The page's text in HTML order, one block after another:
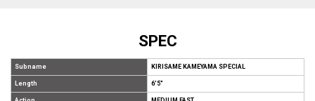
SPEC
Subname KIRISAME KAMEYAMA SPECIAL
Length 6'5"